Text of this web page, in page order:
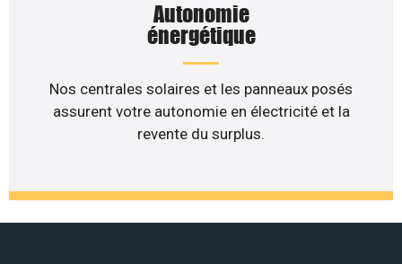
Autonomie
énergétique
Nos centrales solaires et les panneaux posés
assurent votre autonomie en électricité et la
revente du surplus.